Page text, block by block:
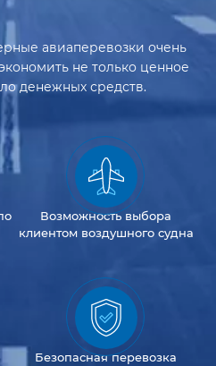
авиаперевозки очень
не только ценное
денежных средств.
Возможность выбора
клиентом воздушного судна
Безопасная перевозка